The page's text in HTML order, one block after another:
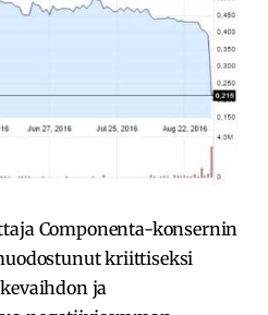
Componenta-konsernin
kriittiseksi
ja